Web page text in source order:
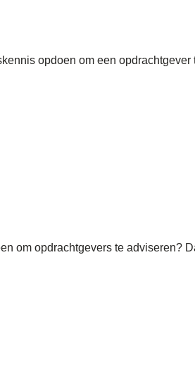
opdoen om een
om opdrachtgevers te adviseren?